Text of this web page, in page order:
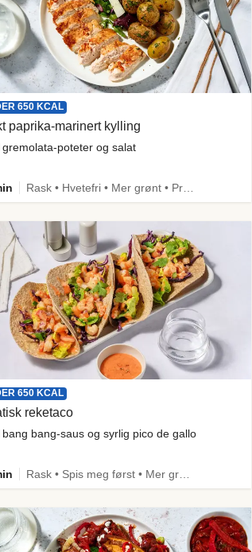
650 KCAL
paprika-marinert kylling
gremolata-poteter og salat
650 KCAL
reketaco
bang bang-saus og syrlig pico de gallo